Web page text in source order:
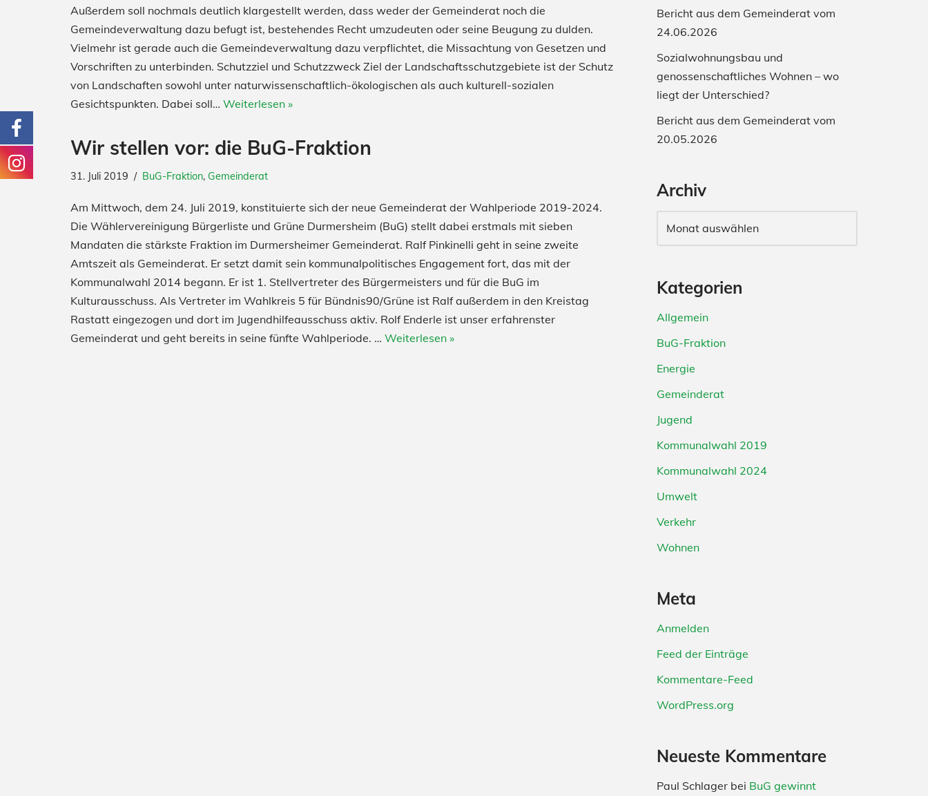
Außerdem soll nochmals deutlich klargestellt werden, dass weder der Gemeinderat noch die
Gemeindeverwaltung dazu befugt ist, bestehendes Recht umzudeuten oder seine Beugung zu dulden.
Vielmehr ist gerade auch die Gemeindeverwaltung dazu verpflichtet, die Missachtung von Gesetzen und
Vorschriften zu unterbinden. Schutzziel und Schutzzweck Ziel der Landschaftsschutzgebiete ist der Schutz
von Landschaften sowohl unter naturwissenschaftlich-ökologischen als auch kulturell-sozialen
Gesichtspunkten. Dabei soll… Weiterlesen »
Wir stellen vor: die BuG-Fraktion
31. Juli 2019 BuG-Fraktion, Gemeinderat
Am Mittwoch, dem 24. Juli 2019, konstituierte sich der neue Gemeinderat der Wahlperiode 2019-2024.
Die Wählervereinigung Bürgerliste und Grüne Durmersheim (BuG) stellt dabei erstmals mit sieben
Mandaten die stärkste Fraktion im Durmersheimer Gemeinderat. Ralf Pinkinelli geht in seine zweite
Amtszeit als Gemeinderat. Er setzt damit sein kommunalpolitisches Engagement fort, das mit der
Kommunalwahl 2014 begann. Er ist 1. Stellvertreter des Bürgermeisters und für die BuG im
Kulturausschuss. Als Vertreter im Wahlkreis 5 für Bündnis90/Grüne ist Ralf außerdem in den Kreistag
Rastatt eingezogen und dort im Jugendhilfeausschuss aktiv. Rolf Enderle ist unser erfahrenster
Gemeinderat und geht bereits in seine fünfte Wahlperiode. … Weiterlesen »
Bericht aus dem Gemeinderat vom
24.06.2026
Sozialwohnungsbau und
genossenschaftliches Wohnen – wo
liegt der Unterschied?
Bericht aus dem Gemeinderat vom
20.05.2026
Archiv
Kategorien
Allgemein
BuG-Fraktion
Energie
Gemeinderat
Jugend
Kommunalwahl 2019
Kommunalwahl 2024
Umwelt
Verkehr
Wohnen
Meta
Anmelden
Feed der Einträge
Kommentare-Feed
WordPress.org
Neueste Kommentare
Paul Schlager bei BuG gewinnt